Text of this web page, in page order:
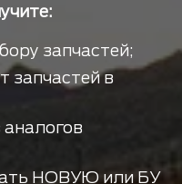
запчастей;
запчастей в
НОВУЮ или БУ